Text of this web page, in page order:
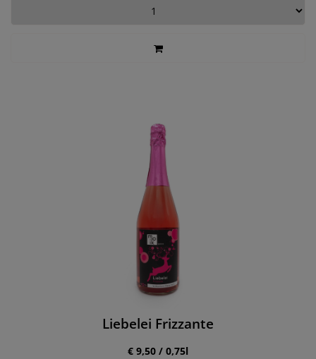
Liebelei Frizzante
€ 9,50 / 0,75l